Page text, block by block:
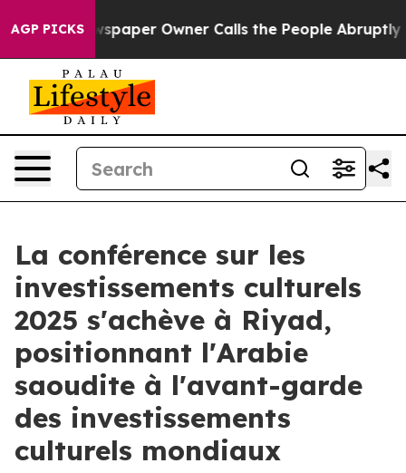
AGP PICKS Owner Calls the People Abruptly Laid off
La conférence sur les
investissements culturels
2025 s'achève à Riyad,
positionnant l'Arabie
saoudite à l'avant-garde
des investissements
culturels mondiaux